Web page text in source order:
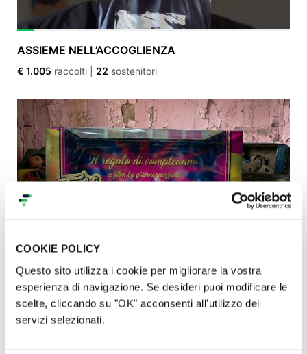
COOKIE POLICY
Questo sito utilizza i cookie per migliorare la vostra
esperienza di navigazione. Se desideri puoi modificare le
scelte, cliccando su "OK" acconsenti all'utilizzo dei
servizi selezionati.
ASSIEME NELL’ACCOGLIENZA
€ 1.005 raccolti 22 sostenitori
Il Regalo di Compleanno
€ 0raccolti|0 sostenitori